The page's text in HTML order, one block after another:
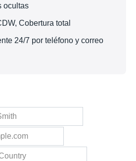
ocultas
Cobertura total
24/7 por teléfono y correo